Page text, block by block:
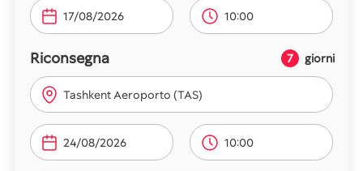
10:00
Riconsegna 7 giorni
Tashkent Aeroporto (TAS)
10:00